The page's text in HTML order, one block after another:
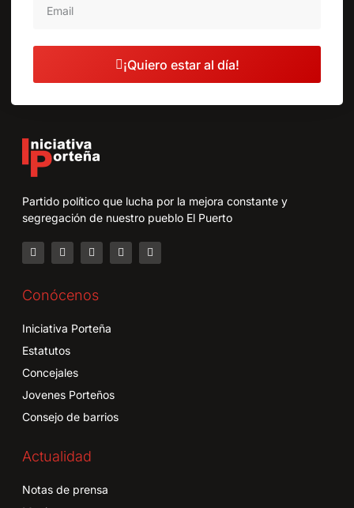
¡Quiero estar al día!
Partido político que lucha por la mejora constante y
segregación de nuestro pueblo El Puerto
Conócenos
Iniciativa Porteña
Estatutos
Concejales
Jovenes Porteños
Consejo de barrios
Actualidad
Notas de prensa